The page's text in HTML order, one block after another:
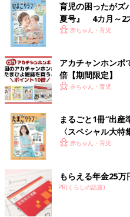
育児の困ったがズ
夏号』 4カ月～2
いっぱい！
赤ちゃん・育児
アカチャンホンポ
倍【期間限定】
赤ちゃん・育児
まるごと1冊“出産
〈スペシャル大
赤ちゃん・育児
もらえる年金25
PR(くらしの話題)